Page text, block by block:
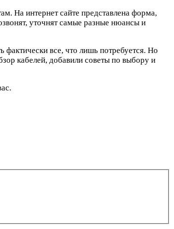
На интернет сайте представлена форма,
уточнят самые разные нюансы и
все, что лишь потребуется. Но
кабелей, добавили советы по выбору и